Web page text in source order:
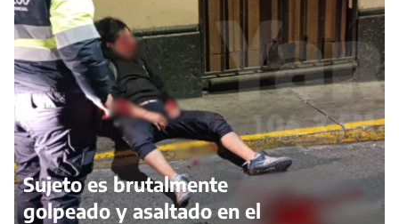
Sujeto es brutalmente
golpeado y asaltado en el